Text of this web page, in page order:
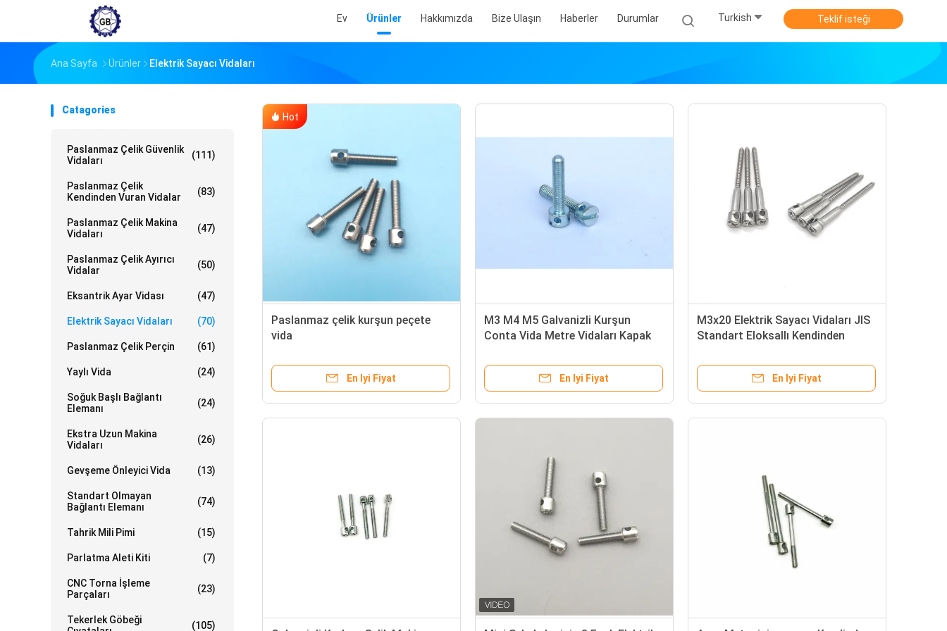
Ev Ürünler Hakkımızda Bize Ulaşın Haberler Durumlar Turkish Teklif isteği
Ana Sayfa Ürünler Elektrik Sayacı Vidaları
Catagories
Paslanmaz Çelik Güvenlik
Vidaları
(111)
Paslanmaz Çelik
Kendinden Vuran Vidalar
(83)
Paslanmaz Çelik Makina
Vidaları
(47)
Paslanmaz Çelik Ayırıcı
Vidalar
(50)
Eksantrik Ayar Vidası (47)
Elektrik Sayacı Vidaları (70)
Paslanmaz Çelik Perçin (61)
Yaylı Vida (24)
Soğuk Başlı Bağlantı
Elemanı
(24)
Ekstra Uzun Makina
Vidaları
(26)
Gevşeme Önleyici Vida (13)
Standart Olmayan
Bağlantı Elemanı
(74)
Tahrik Mili Pimi (15)
Parlatma Aleti Kiti (7)
CNC Torna İşleme
Parçaları
(23)
Tekerlek Göbeği
(105)
Hot
Paslanmaz çelik kurşun peçete
vida
En Iyi Fiyat
M3 M4 M5 Galvanizli Kurşun
Conta Vida Metre Vidaları Kapak
40mm Uzunluk
En Iyi Fiyat
M3x20 Elektrik Sayacı Vidaları JIS
Standart Eloksallı Kendinden
En Iyi Fiyat